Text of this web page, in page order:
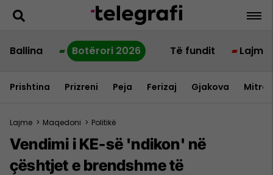
Ballina Botërori 2026 Të fundit Lajme
Prishtina Prizreni Peja Ferizaj Gjakova
Lajme > Maqedoni > Politikë
Vendimi i KE-së 'ndikon' në
çështjet e brendshme të